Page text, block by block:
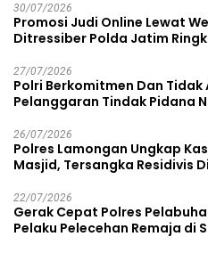
30/07/2026
Promosi Judi Online Lewat
Ditressiber Polda Jatim
27/07/2026
Polri Berkomitmen Dan
Pelanggaran Tindak Pidana
26/07/2026
Polres Lamongan Ungkap
Masjid, Tersangka Residivis
22/07/2026
Gerak Cepat Polres
Pelaku Pelecehan Remaja di